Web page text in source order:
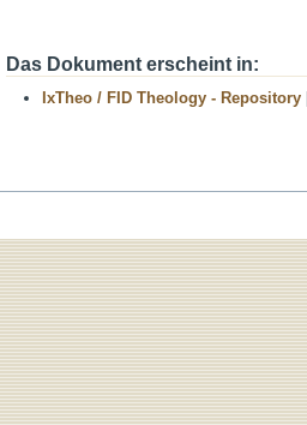
Das Dokument erscheint in:
IxTheo / FID Theology - Repository